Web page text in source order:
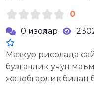
0
0 изоҳлар
Мазкур рисолада
бузганлик учун
жавобгарлик билан